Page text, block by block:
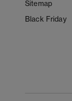
Sitemap
Black Friday